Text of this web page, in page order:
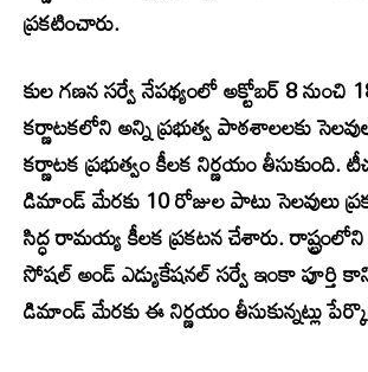
ప్రకటించారు.
కుల గణన సర్వే నేపథ్యంలో అక్టోబర్ 8 నుంచి
కర్ణాటకలోని అన్ని ప్రభుత్వ పాఠశాలలకు
కర్ణాటక ప్రభుత్వం కీలక నిర్ణయం
డిమాండ్ మేరకు 10 రోజుల పాటు సెలవులు
సిద్ధ రామయ్య కీలక ప్రకటన చేశారు. రాష్ట్రంలోని
సోషల్ అండ్ ఎడ్యుకేషనల్ సర్వే ఇంకా పూర్తి
డిమాండ్ మేరకు ఈ నిర్ణయం తీసుకున్నట్లు